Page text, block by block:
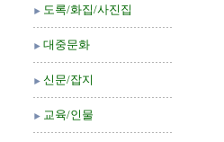
도록/화집/사진집
대중문화
신문/잡지
교육/인물